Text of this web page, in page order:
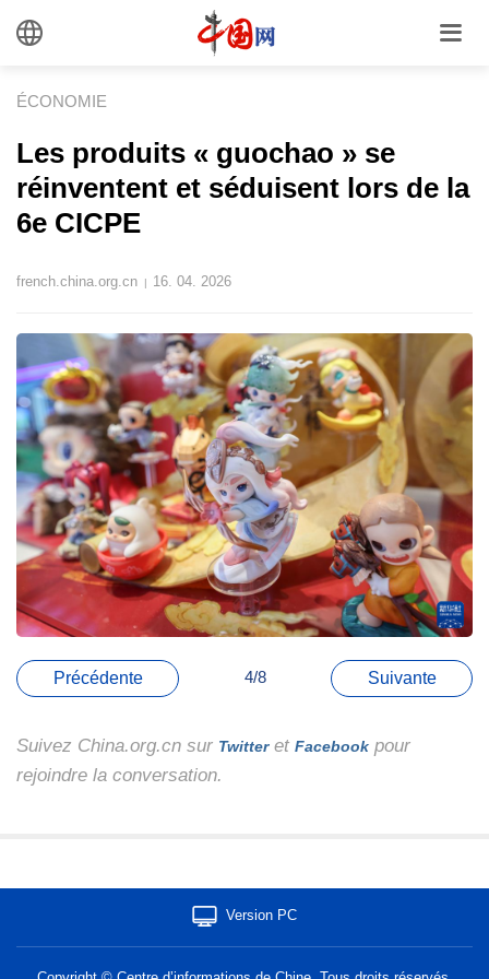
ÉCONOMIE
Les produits « guochao » se
réinventent et séduisent lors de la
6e CICPE
french.china.org.cn | 16. 04. 2026
Précédente 4/8 Suivante
Suivez China.org.cn sur Twitteret Facebook pour
rejoindre la conversation.
Version PC